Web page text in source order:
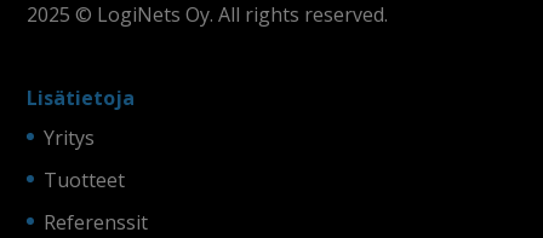
2025 © LogiNets Oy. All rights reserved.
Lisätietoja
Yritys
Tuotteet
Referenssit